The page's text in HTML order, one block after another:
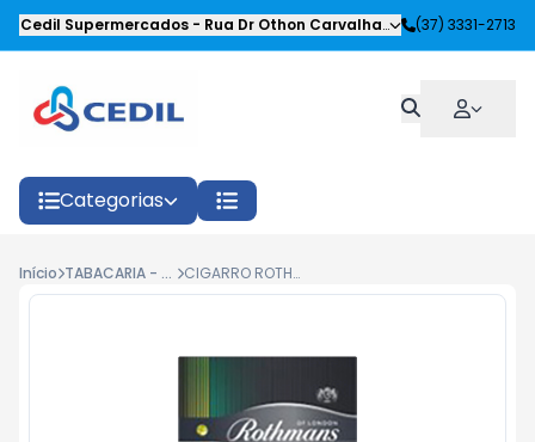
Cedil Supermercados- Rua Dr Othon Carvalhaes Siqueira,Oliveira
(37) 3331-2713
Categorias
Início TABACARIA - FUMOS CIGARRO ROTHMANS INTER CLICK SENSE C/20